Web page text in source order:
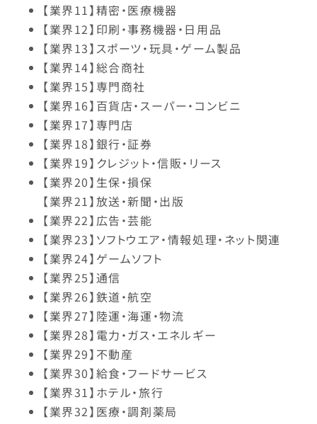
【業界11】精密・医療機器
【業界12】印刷・事務機器・日用品
【業界13】スポーツ・玩具・ゲーム製品
【業界14】総合商社
【業界15】専門商社
【業界16】百貨店・スーパー・コンビニ
【業界17】専門店
【業界18】銀行・証券
【業界19】クレジット・信販・リース
【業界20】生保・損保
【業界21】放送・新聞・出版
【業界22】広告・芸能
【業界23】ソフトウエア・情報処理・ネット関連
【業界24】ゲームソフト
【業界25】通信
【業界26】鉄道・航空
【業界27】陸運・海運・物流
【業界28】電力・ガス・エネルギー
【業界29】不動産
【業界30】給食・フードサービス
【業界31】ホテル・旅行
【業界32】医療・調剤薬局